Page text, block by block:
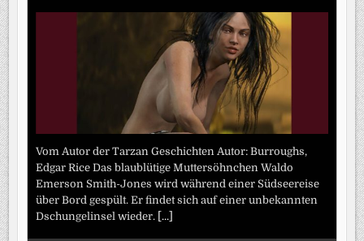
Vom Autor der Tarzan Geschichten Autor: Burroughs,
Edgar Rice Das blaublütige Muttersöhnchen Waldo
Emerson Smith-Jones wird während einer Südseereise
über Bord gespült. Er findet sich auf einer unbekannten
Dschungelinsel wieder. [...]